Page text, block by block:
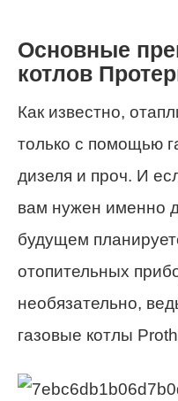
Основные
котлов
Как известно,
только с помощью
дизеля и проч. И
вам нужен именно
будущем
отопительных
необязательно,
газовые котлы